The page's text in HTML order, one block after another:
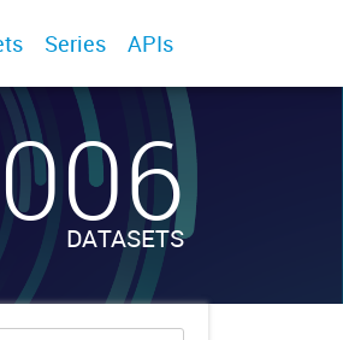
Series APIs
006
DATASETS